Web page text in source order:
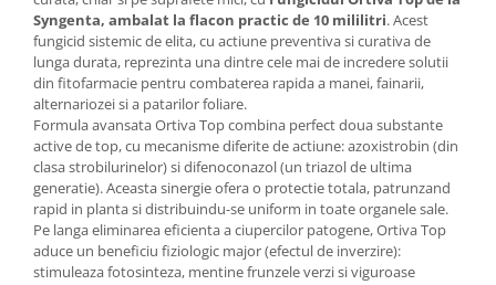
Ingrasaminte plante - FLORI - GEL
Casa, Gradina
Accesorii agricole
Accesorii gard electric
Accesorii irigat
Araci/ Suporti plante
Candele / Rezerve / Lumanari
Carabine/ carlige
Syngenta, ambalat la flacon practic de 10 mililitri. Acest
fungicid sistemic de elita, cu actiune preventiva si curativa de
lunga durata, reprezinta una dintre cele mai de incredere solutii
din fitofarmacie pentru combaterea rapida a manei, fainarii,
alternariozei si a patarilor foliare.
Formula avansata Ortiva Top combina perfect doua substante
active de top, cu mecanisme diferite de actiune: azoxistrobin (din
clasa strobilurinelor) si difenoconazol (un triazol de ultima
generatie). Aceasta sinergie ofera o protectie totala, patrunzand
rapid in planta si distribuindu-se uniform in toate organele sale.
Pe langa eliminarea eficienta a ciupercilor patogene, Ortiva Top
aduce un beneficiu fiziologic major (efectul de inverzire):
stimuleaza fotosinteza, mentine frunzele verzi si viguroase